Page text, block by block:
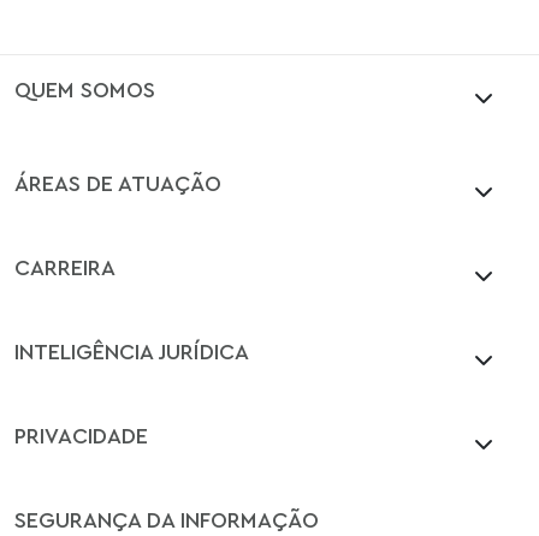
QUEM SOMOS
ÁREAS DE ATUAÇÃO
CARREIRA
INTELIGÊNCIA JURÍDICA
PRIVACIDADE
SEGURANÇA DA INFORMAÇÃO